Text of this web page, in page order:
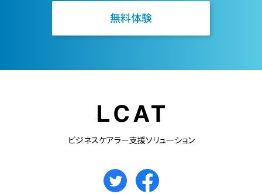
無料体験
ビジネスケアラー支援ソリューション